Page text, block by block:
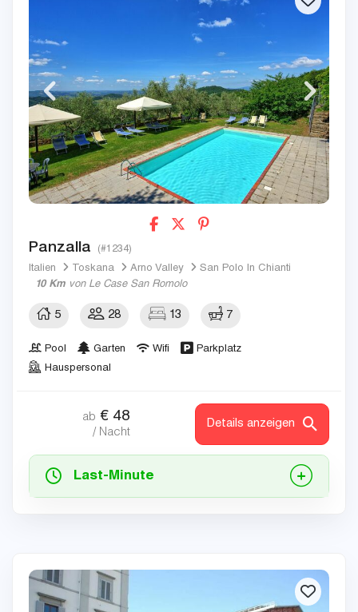
Panzalla (#1234)
Italien Toskana Arno Valley
San Polo In Chianti
10 Km von Le Case San Romolo
5 28 13 7
Pool Garten Wifi
Parkplatz
Hauspersonal
ab € 48
/ Nacht
Details anzeigen
Last-Minute